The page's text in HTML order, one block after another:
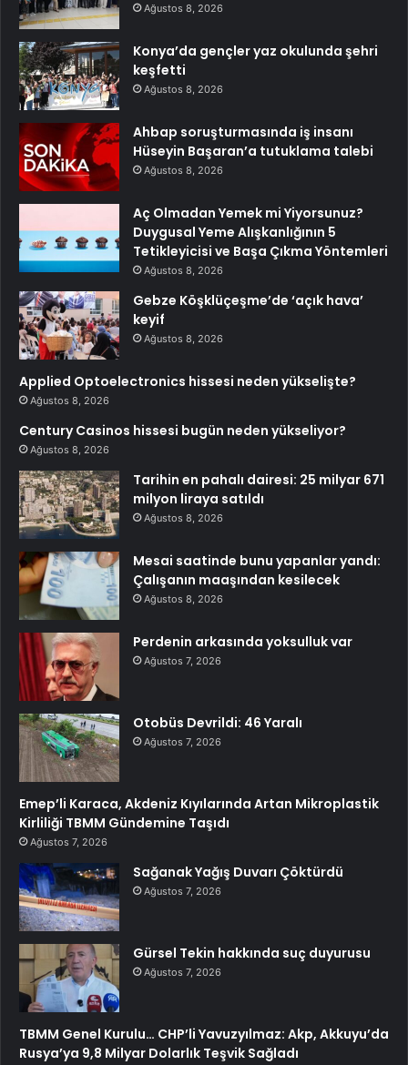
Ağustos 8, 2026
Konya’da gençler yaz okulunda şehri
keşfetti
Ağustos 8, 2026
Ahbap soruşturmasında iş insanı
Hüseyin Başaran’a tutuklama talebi
Ağustos 8, 2026
Aç Olmadan Yemek mi Yiyorsunuz?
Duygusal Yeme Alışkanlığının 5
Tetikleyicisi ve Başa Çıkma Yöntemleri
Ağustos 8, 2026
Gebze Köşklüçeşme’de ‘açık hava’
keyif
Ağustos 8, 2026
Applied Optoelectronics hissesi neden yükselişte?
Ağustos 8, 2026
Century Casinos hissesi bugün neden yükseliyor?
Ağustos 8, 2026
Tarihin en pahalı dairesi: 25 milyar 671
milyon liraya satıldı
Ağustos 8, 2026
Mesai saatinde bunu yapanlar yandı:
Çalışanın maaşından kesilecek
Ağustos 8, 2026
Perdenin arkasında yoksulluk var
Ağustos 7, 2026
Otobüs Devrildi: 46 Yaralı
Ağustos 7, 2026
Emep’li Karaca, Akdeniz Kıyılarında Artan Mikroplastik
Kirliliği TBMM Gündemine Taşıdı
Ağustos 7, 2026
Sağanak Yağış Duvarı Çöktürdü
Ağustos 7, 2026
Gürsel Tekin hakkında suç duyurusu
Ağustos 7, 2026
TBMM Genel Kurulu… CHP’li Yavuzyılmaz: Akp, Akkuyu’da
Rusya’ya 9,8 Milyar Dolarlık Teşvik Sağladı